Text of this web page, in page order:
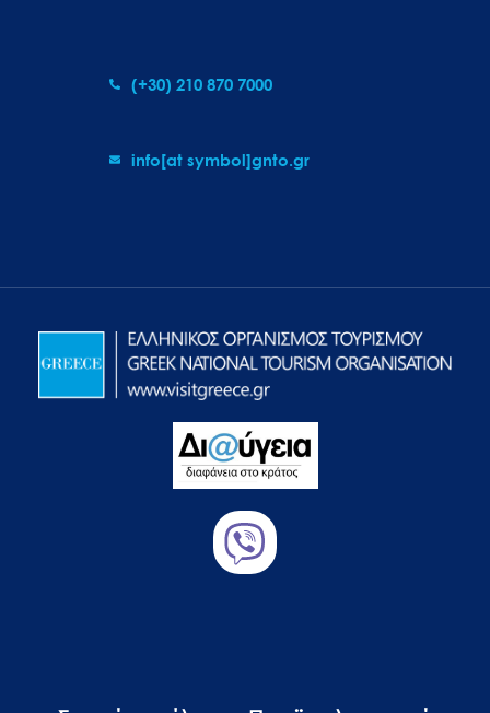
(+30) 210 870 7000
info[at symbol]gnto.gr